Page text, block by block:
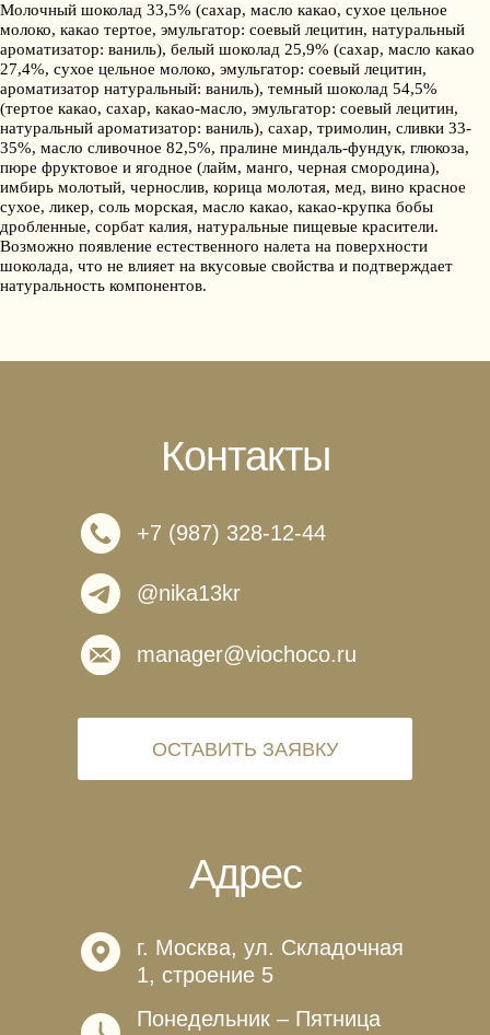
Молочный шоколад 33,5% (сахар, масло какао, сухое цельное
молоко, какао тертое, эмульгатор: cоевый лецитин, натуральный
ароматизатор: ваниль), белый шоколад 25,9% (сахар, масло какао
27,4%, сухое цельное молоко, эмульгатор: соевый лецитин,
ароматизатор натуральный: ваниль), темный шоколад 54,5%
(тертое какао, сахар, какао-масло, эмульгатор: соевый лецитин,
натуральный ароматизатор: ваниль), сахар, тримолин, сливки 33-
35%, масло сливочное 82,5%, пралине миндаль-фундук, глюкоза,
пюре фруктовое и ягодное (лайм, манго, черная смородина),
имбирь молотый, чернослив, корица молотая, мед, вино красное
сухое, ликер, соль морская, масло какао, какао-крупка бобы
дробленные, сорбат калия, натуральные пищевые красители.
Возможно появление естественного налета на поверхности
шоколада, что не влияет на вкусовые свойства и подтверждает
натуральность компонентов.
Контакты
Адрес
+7 (987) 328-12-44
@nika13kr
manager@viochoco.ru
ОСТАВИТЬ ЗАЯВКУ
г. Москва, ул. Складочная
1, строение 5
Понедельник – Пятница